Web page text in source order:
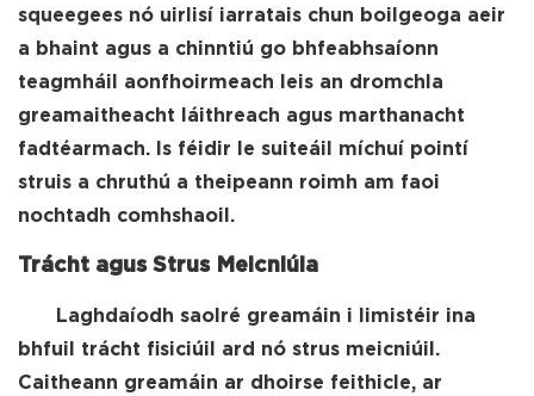
squeegees nó uirlisí iarratais chun boilgeoga aeir
a bhaint agus a chinntiú go bhfeabhsaíonn
teagmháil aonfhoirmeach leis an dromchla
greamaitheacht láithreach agus marthanacht
fadtéarmach. Is féidir le suiteáil míchuí pointí
struis a chruthú a theipeann roimh am faoi
nochtadh comhshaoil.
Trácht agus Strus Meicniúla
Laghdaíodh saolré greamáin i limistéir ina
bhfuil trácht fisiciúil ard nó strus meicniúil.
Caitheann greamáin ar dhoirse feithicle, ar